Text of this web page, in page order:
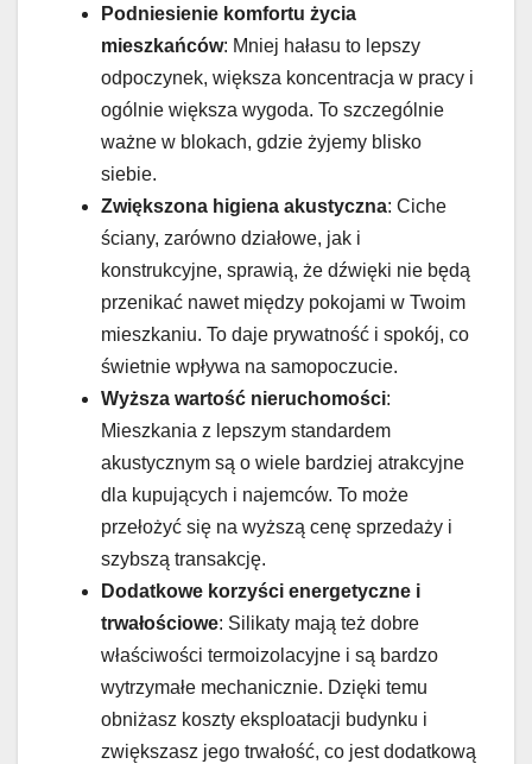
Podniesienie komfortu życia
mieszkańców: Mniej hałasu to lepszy
odpoczynek, większa koncentracja w pracy i
ogólnie większa wygoda. To szczególnie
ważne w blokach, gdzie żyjemy blisko
siebie.
Zwiększona higiena akustyczna: Ciche
ściany, zarówno działowe, jak i
konstrukcyjne, sprawią, że dźwięki nie będą
przenikać nawet między pokojami w Twoim
mieszkaniu. To daje prywatność i spokój, co
świetnie wpływa na samopoczucie.
Wyższa wartość nieruchomości:
Mieszkania z lepszym standardem
akustycznym są o wiele bardziej atrakcyjne
dla kupujących i najemców. To może
przełożyć się na wyższą cenę sprzedaży i
szybszą transakcję.
Dodatkowe korzyści energetyczne i
trwałościowe: Silikaty mają też dobre
właściwości termoizolacyjne i są bardzo
wytrzymałe mechanicznie. Dzięki temu
obniżasz koszty eksploatacji budynku i
zwiększasz jego trwałość, co jest dodatkową